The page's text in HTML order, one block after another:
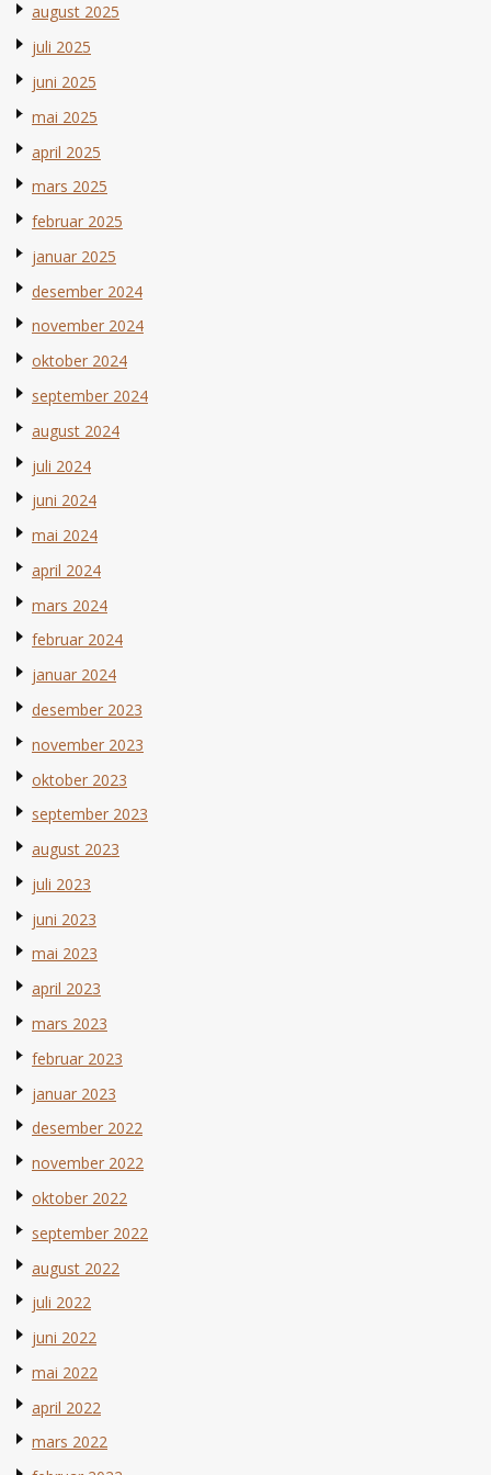
august 2025
juli 2025
juni 2025
mai 2025
april 2025
mars 2025
februar 2025
januar 2025
desember 2024
november 2024
oktober 2024
september 2024
august 2024
juli 2024
juni 2024
mai 2024
april 2024
mars 2024
februar 2024
januar 2024
desember 2023
november 2023
oktober 2023
september 2023
august 2023
juli 2023
juni 2023
mai 2023
april 2023
mars 2023
februar 2023
januar 2023
desember 2022
november 2022
oktober 2022
september 2022
august 2022
juli 2022
juni 2022
mai 2022
april 2022
mars 2022